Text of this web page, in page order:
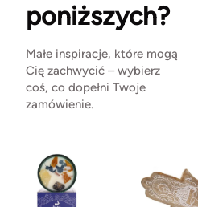
poniższych?
Małe inspiracje, które mogą
Cię zachwycić – wybierz
coś, co dopełni Twoje
zamówienie.